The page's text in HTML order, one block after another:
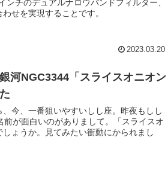
ンチのデュアルナロウバンドフィルター、
せを実現することです。
2023.03.20
河NGC3344「スライスオニオン
今、一番狙いやすいしし座。昨夜もしし
前が面白いのがありまして。「スライスオ
ょうか。見てみたい衝動にかられまし